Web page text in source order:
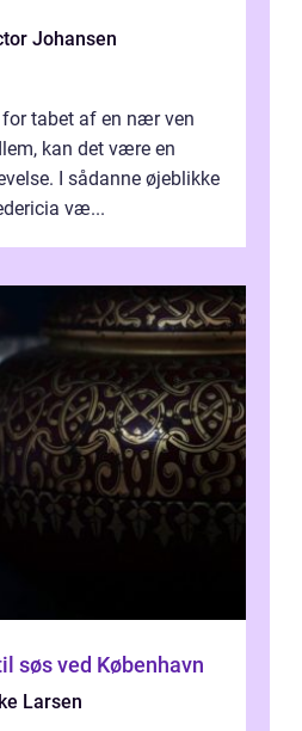
Johansen
tabet af en nær ven
kan det være en
I sådanne øjeblikke
væ...
søs ved København
Larsen